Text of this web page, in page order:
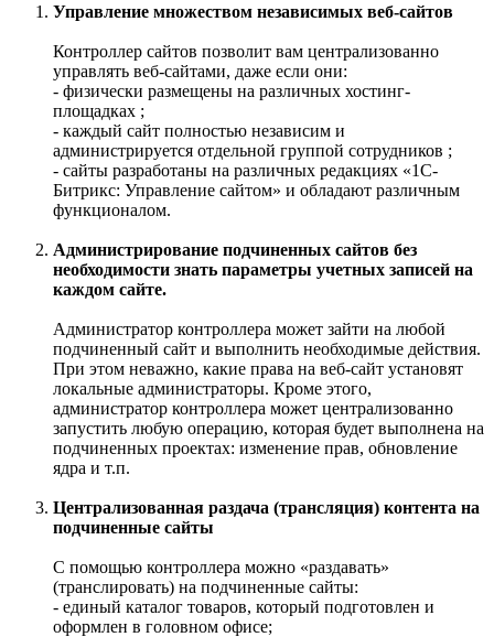
Управление множеством независимых веб-сайтов
Контроллер сайтов позволит вам централизованно
управлять веб-сайтами, даже если они:
- физически размещены на различных хостинг-
площадках ;
- каждый сайт полностью независим и
администрируется отдельной группой сотрудников ;
- сайты разработаны на различных редакциях «1С-
Битрикс: Управление сайтом» и обладают различным
функционалом.
Администрирование подчиненных сайтов без
необходимости знать параметры учетных записей на
каждом сайте.
Администратор контроллера может зайти на любой
подчиненный сайт и выполнить необходимые действия.
При этом неважно, какие права на веб-сайт установят
локальные администраторы. Кроме этого,
администратор контроллера может централизованно
запустить любую операцию, которая будет выполнена на
подчиненных проектах: изменение прав, обновление
ядра и т.п.
Централизованная раздача (трансляция) контента на
подчиненные сайты
С помощью контроллера можно «раздавать»
(транслировать) на подчиненные сайты:
- единый каталог товаров, который подготовлен и
оформлен в головном офисе;